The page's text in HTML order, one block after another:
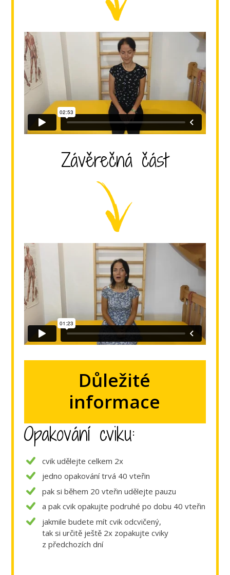
Závěrečná část
Důležité
informace
Opakování cviku:
cvik udělejte celkem 2x
jedno opakování trvá 40 vteřin
pak si během 20 vteřin udělejte pauzu
a pak cvik opakujte podruhé po dobu 40 vteřin
jakmile budete mít cvik odcvičený,
tak si určitě ještě 2x zopakujte cviky
z předchozích dní